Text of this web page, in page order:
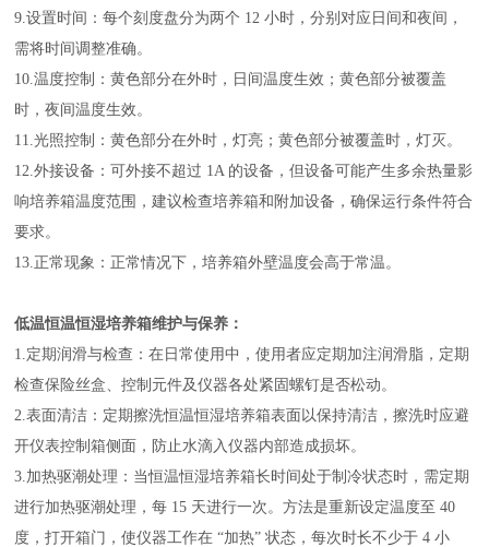
9.设置时间：每个刻度盘分为两个 12 小时，分别对应日间和夜间，
需将时间调整准确。
10.温度控制：黄色部分在外时，日间温度生效；黄色部分被覆盖
时，夜间温度生效。
11.光照控制：黄色部分在外时，灯亮；黄色部分被覆盖时，灯灭。
12.外接设备：可外接不超过 1A 的设备，但设备可能产生多余热量影
响培养箱温度范围，建议检查培养箱和附加设备，确保运行条件符合
要求。
13.正常现象：正常情况下，培养箱外壁温度会高于常温。
低温恒温恒湿培养箱维护与保养：
1.定期润滑与检查：在日常使用中，使用者应定期加注润滑脂，定期
检查保险丝盒、控制元件及仪器各处紧固螺钉是否松动。
2.表面清洁：定期擦洗恒温恒湿培养箱表面以保持清洁，擦洗时应避
开仪表控制箱侧面，防止水滴入仪器内部造成损坏。
3.加热驱潮处理：当恒温恒湿培养箱长时间处于制冷状态时，需定期
进行加热驱潮处理，每 15 天进行一次。方法是重新设定温度至 40
度，打开箱门，使仪器工作在 “加热” 状态，每次时长不少于 4 小